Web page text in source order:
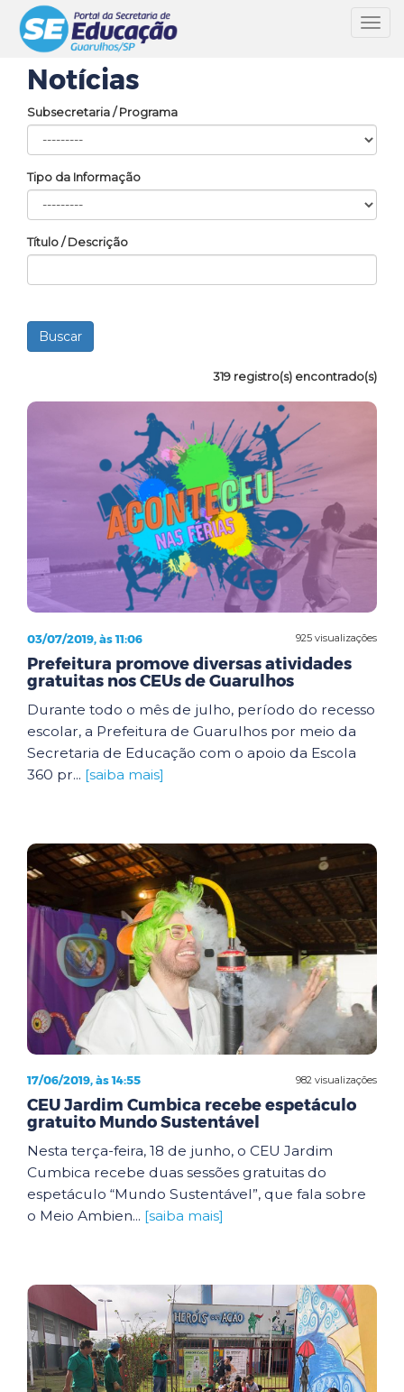
Notícias
Subsecretaria / Programa
Tipo da Informação
Título / Descrição
319 registro(s) encontrado(s)
925 visualizações
03/07/2019, às 11:06
Prefeitura promove diversas atividades
gratuitas nos CEUs de Guarulhos
Durante todo o mês de julho, período do recesso
escolar, a Prefeitura de Guarulhos por meio da
Secretaria de Educação com o apoio da Escola
360 pr... [saiba mais]
982 visualizações
17/06/2019, às 14:55
CEU Jardim Cumbica recebe espetáculo
gratuito Mundo Sustentável
Nesta terça-feira, 18 de junho, o CEU Jardim
Cumbica recebe duas sessões gratuitas do
espetáculo “Mundo Sustentável”, que fala sobre
o Meio Ambien... [saiba mais]